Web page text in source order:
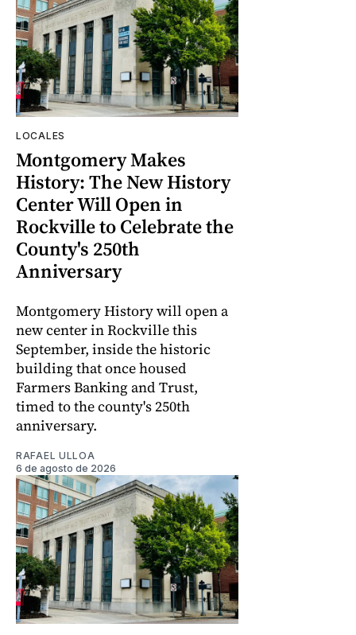
LOCALES
Montgomery Makes
History: The New History
Center Will Open in
Rockville to Celebrate the
County's 250th
Anniversary
Montgomery History will open a
new center in Rockville this
September, inside the historic
building that once housed
Farmers Banking and Trust,
timed to the county's 250th
anniversary.
RAFAEL ULLOA
6 de agosto de 2026